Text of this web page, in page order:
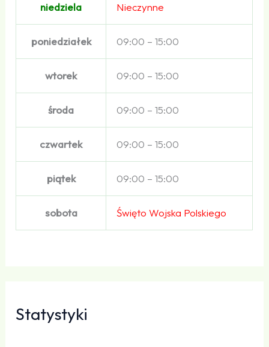
niedziela Nieczynne
poniedziałek 09:00 – 15:00
wtorek 09:00 – 15:00
środa 09:00 – 15:00
czwartek 09:00 – 15:00
piątek 09:00 – 15:00
sobota Święto Wojska Polskiego
Statystyki